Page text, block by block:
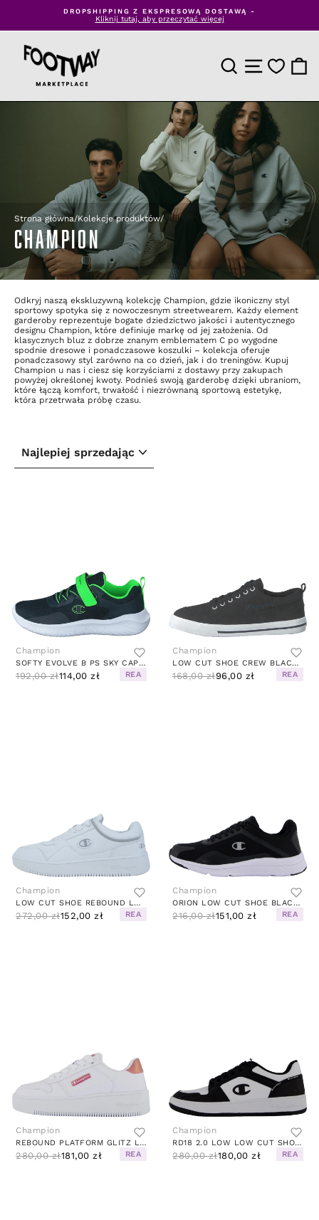
Wstrzymaj
DROPSHIPPING Z EKSPRESOWĄ DOSTAWĄ -
Kliknij tutaj, aby przeczytać więcej
WYSZUKIWANIE
NAWIGACJA
Strona główna/Kolekcje produktów/
CHAMPION
Odkryj naszą ekskluzywną kolekcję Champion, gdzie ikoniczny styl
sportowy spotyka się z nowoczesnym streetwearem. Każdy element
garderoby reprezentuje bogate dziedzictwo jakości i autentycznego
designu Champion, które definiuje markę od jej założenia. Od
klasycznych bluz z dobrze znanym emblematem C po wygodne
spodnie dresowe i ponadczasowe koszulki – kolekcja oferuje
ponadczasowy styl zarówno na co dzień, jak i do treningów. Kupuj
Champion u nas i ciesz się korzyściami z dostawy przy zakupach
powyżej określonej kwoty. Podnieś swoją garderobę dzięki ubraniom,
które łączą komfort, trwałość i niezrównaną sportową estetykę,
która przetrwała próbę czasu.
Champion
SOFTY EVOLVE B PS SKY CAPTAIN A
192,00 zł114,00 zł REA
Champion
LOW CUT SHOE CREW BLACK BEAUTY
168,00 zł96,00 zł REA
Champion
LOW CUT SHOE REBOUND LOW WW001
272,00 zł152,00 zł REA
Champion
ORION LOW CUT SHOE BLACK BEAUTY
216,00 zł151,00 zł REA
Champion
REBOUND PLATFORM GLITZ LOW CUT BRIGHT WHITE
280,00 zł181,00 zł REA
Champion
RD18 2.0 LOW LOW CUT SHOE WHITE SWAN
280,00 zł180,00 zł REA